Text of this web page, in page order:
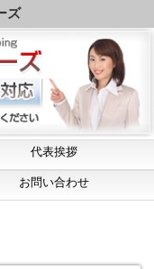
ズ
代表挨拶
お問い合わせ